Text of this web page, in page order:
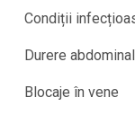
Condiții
Durere
Blocaje în vene